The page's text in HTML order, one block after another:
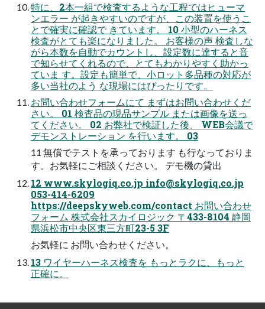
特に、2本一組で検査するような工程ではヒューマ
ンエラー が起きやすいのですが、この装置を使うこ
とで確実に確認で きています。 10 小型のハーネス
検査がとても楽になりました。 お客様の声 検査しな
がら本数を自動でカウントし、設定数に達すると音
で知らせてくれるので、とてもわかりやすく助かっ
ていま す。設定も簡単で、小ロット多品種の対応が
多い当社のよう な現場にはぴったりです。
お問い合わせフォームにて まずはお問い合わせくだ
さい。 01 検査品の現品サンプル または画像を送っ
てください。 02 お弊社で検証した後、 WEB会議で
デモンストレーション を行います。 03
11 無償でテストを承っております も行なっておりま
す。お気軽にご相談ください。 デモ機の貸出
12 www.skylogiq.co.jp info@skylogiq.co.jp
053-414-6209
https://deepskyweb.com/contact お問い合わせ
フォーム 株式会社スカイロジック 〒433-8104 静岡
県浜松市中央区東三方町23-5 3F
お気軽に お問い合わせください。
13 ワイヤーハーネス検査を もっとラクに、もっと
正確に。